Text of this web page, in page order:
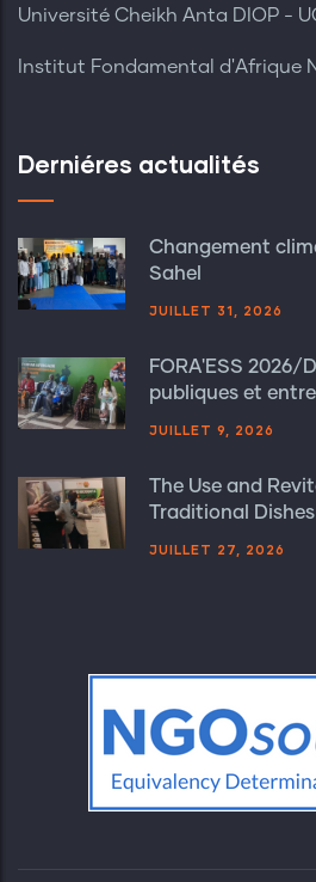
Université Cheikh Anta DIOP -
Institut Fondamental d'Afrique
Derniéres actualités
Changement
Sahel
JUILLET 31, 2026
FORA'ESS 2026/
publiques et
JUILLET 9, 2026
The Use and
Traditional
JUILLET 27, 2026